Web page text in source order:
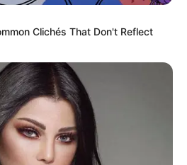
Clichés That Don't Reflect